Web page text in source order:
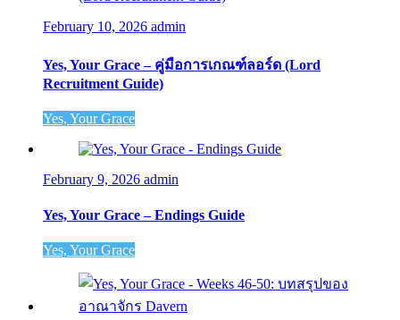
February 10, 2026 admin
Yes, Your Grace – คู่มือการเกณฑ์ลอร์ด (Lord
Recruitment Guide)
Yes, Your Grace
February 9, 2026 admin
Yes, Your Grace – Endings Guide
Yes, Your Grace